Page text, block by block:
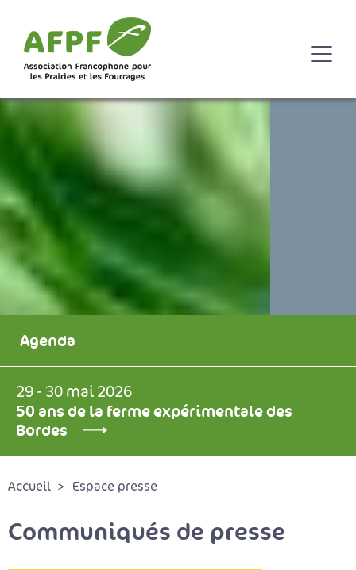
Agenda
29 - 30 mai 2026
50 ans de la ferme expérimentale des
Bordes
Accueil Espace presse
Communiqués de presse